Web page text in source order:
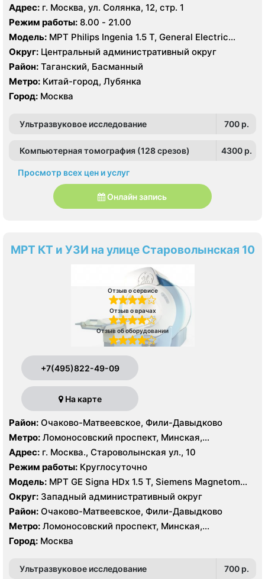
Адрес: г. Москва, ул. Солянка, 12, стр. 1
Режим работы: 8.00 - 21.00
Модель: МРТ Philips Ingenia 1.5 Т, General Electric
Healthcare 3.0 Т, КТ Philips Ingeniuty 64 среза, GE
Revolution evo 128 срезов, УЗИ Philips iE33 X-matrix
Округ: Центральный административный округ
Район: Таганский, Басманный
Метро: Китай-город, Лубянка
Город: Москва
Ультразвуковое исследование 700 p.
Компьютерная томография (128 срезов) 4300 p.
Просмотр всех цен и услуг
Онлайн запись
МРТ КТ и УЗИ на улице Староволынская 10
Отзыв о сервисе
Отзыв о врачах
Отзыв об оборудовании
+7(495)822-49-09
На карте
Район: Очаково-Матвеевское, Фили-Давыдково
Метро: Ломоносовский проспект, Минская,
Славянский бульвар
Адрес: г. Москва., Староволынская ул., 10
Режим работы: Круглосуточно
Модель: МРТ GE Signa HDx 1.5 T, Siemens Magnetom
Harmony 1.0 Т, КТ GE Healthcare Optima CT660 64
среза, GE Healthcare BrightSpeed 16 срезов, УЗИ
Hitachi Hi Vision Preirus, GE Voluson E8
Округ: Западный административный округ
Район: Очаково-Матвеевское, Фили-Давыдково
Метро: Ломоносовский проспект, Минская,
Славянский бульвар
Город: Москва
Ультразвуковое исследование 700 p.